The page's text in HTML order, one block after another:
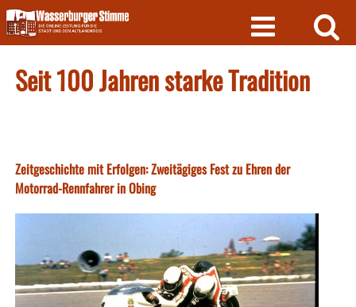
Skip
to
content
Seit 100 Jahren starke Tradition
Zeitgeschichte mit Erfolgen: Zweitägiges Fest zu Ehren der
Motorrad-Rennfahrer in Obing